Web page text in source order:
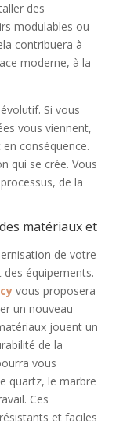
des
modulables ou
contribuera à
moderne, à la
Si vous
vous viennent,
conséquence.
qui se crée. Vous
de la
matériaux et
de votre
équipements.
vous proposera
un nouveau
jouent un
de la
vous
quartz, le marbre
Ces
et faciles